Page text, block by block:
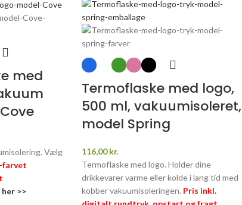
med
Vælg
farvet
>>
Termoflaske med logo,
500 ml, vakuumisoleret,
model Spring
116,00kr.
Termoflaske med logo. Holder dine
drikkevarer varme eller kolde i lang tid med
kobber vakuumisoleringen. Pris inkl.